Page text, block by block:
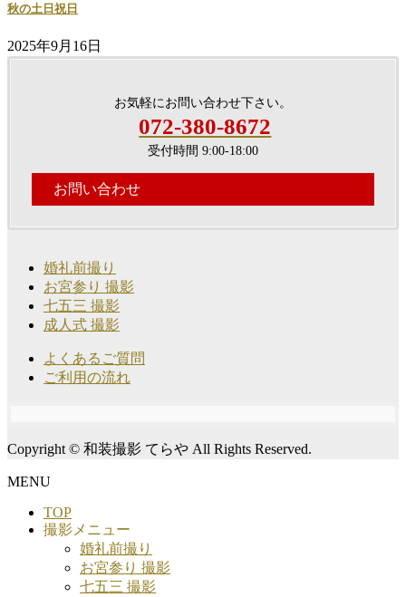
秋の土日祝日
2025年9月16日
お気軽にお問い合わせ下さい。
072-380-8672
受付時間 9:00-18:00
お問い合わせ
婚礼前撮り
お宮参り 撮影
七五三 撮影
成人式 撮影
よくあるご質問
ご利用の流れ
Copyright © 和装撮影 てらや All Rights Reserved.
MENU
TOP
撮影メニュー
婚礼前撮り
お宮参り 撮影
七五三 撮影